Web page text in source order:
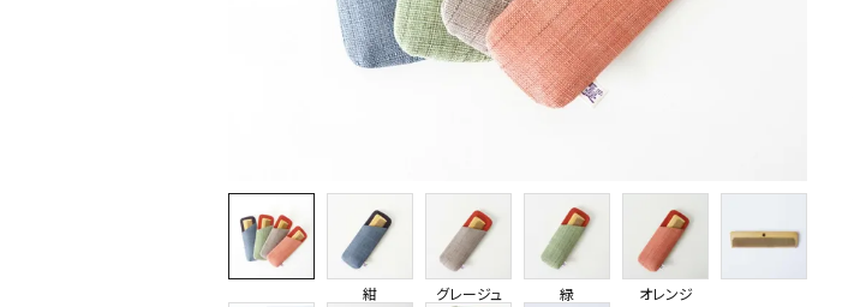
紺 グレージュ 緑 オレンジ